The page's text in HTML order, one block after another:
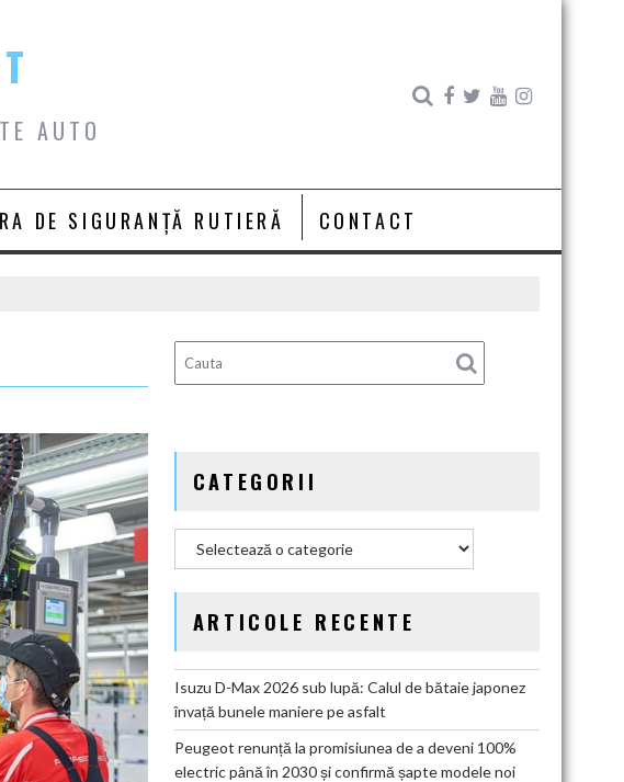
AUTO
DE SIGURANȚĂ RUTIERĂ CONTACT
CATEGORII
ARTICOLE RECENTE
Isuzu D-Max 2026 sub lupă: Calul de bătaie japonez
învață bunele maniere pe asfalt
Peugeot renunță la promisiunea de a deveni 100%
electric până în 2030 și confirmă șapte modele noi